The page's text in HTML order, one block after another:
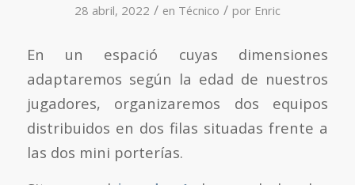
28 abril, 2022 / en Técnico / por Enric
En un espació cuyas dimensiones
adaptaremos según la edad de nuestros
jugadores, organizaremos dos equipos
distribuidos en dos filas situadas frente a
las dos mini porterías.